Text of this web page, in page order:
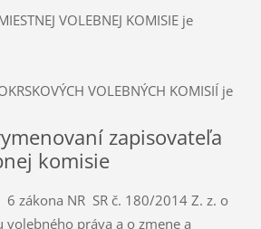
VOLEBNEJ KOMISIE je
VOLEBNÝCH KOMISIÍ je
zapisovateľa
komisie
zákona NR SR č. 180/2014 Z. z. o
práva a o zmene a